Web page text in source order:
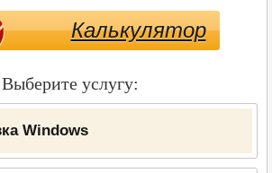
Калькулятор
Выберите услугу:
Windows